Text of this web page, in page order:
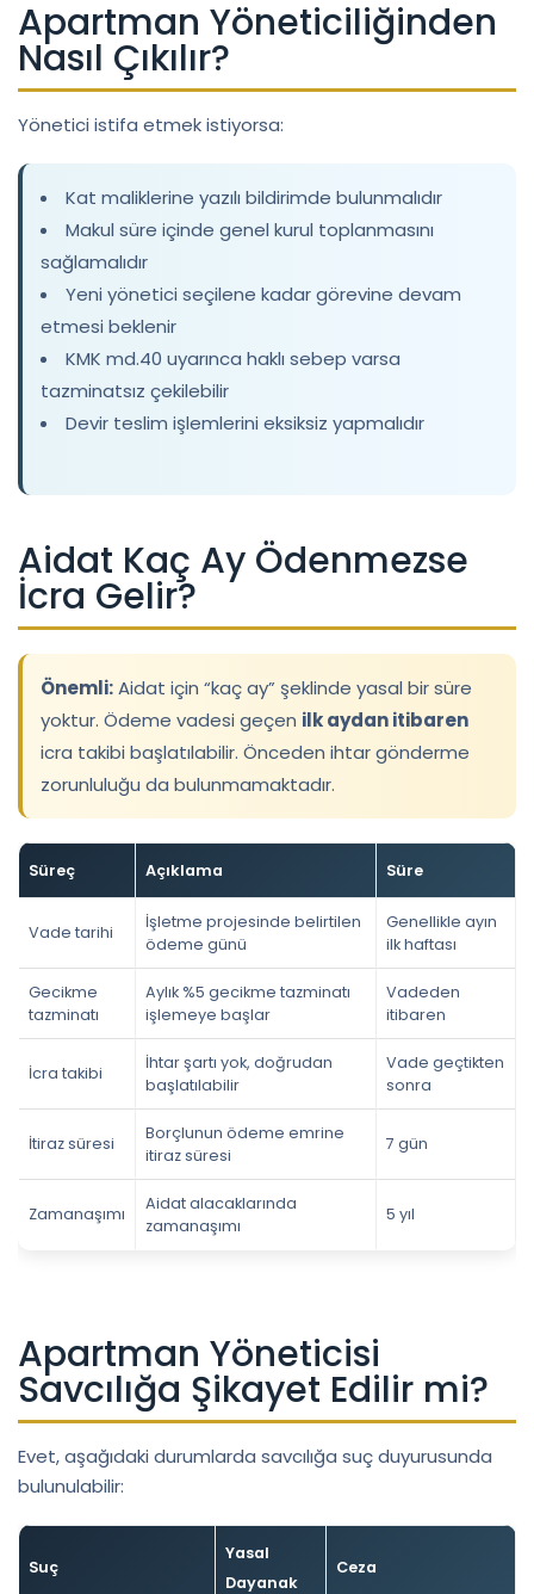
Apartman Yöneticiliğinden
Nasıl Çıkılır?
Yönetici istifa etmek istiyorsa:
Kat maliklerine yazılı bildirimde bulunmalıdır
Makul süre içinde genel kurul toplanmasını
sağlamalıdır
Yeni yönetici seçilene kadar görevine devam
etmesi beklenir
KMK md.40 uyarınca haklı sebep varsa
tazminatsız çekilebilir
Devir teslim işlemlerini eksiksiz yapmalıdır
Aidat Kaç Ay Ödenmezse
İcra Gelir?
Önemli:Aidat için “kaç ay” şeklinde yasal bir süre
yoktur. Ödeme vadesi geçen ilk aydan itibaren
icra takibi başlatılabilir. Önceden ihtar gönderme
zorunluluğu da bulunmamaktadır.
Süreç Açıklama Süre
Vade tarihi
İşletme projesinde belirtilen
ödeme günü
Genellikle ayın
ilk haftası
Gecikme
tazminatı
Aylık %5 gecikme tazminatı
işlemeye başlar
Vadeden
itibaren
İcra takibi
İhtar şartı yok, doğrudan
başlatılabilir
Vade geçtikten
sonra
İtiraz süresi
Borçlunun ödeme emrine
itiraz süresi
7 gün
Zamanaşımı
Aidat alacaklarında
zamanaşımı
5 yıl
Apartman Yöneticisi
Savcılığa Şikayet Edilir mi?
Evet, aşağıdaki durumlarda savcılığa suç duyurusunda
bulunulabilir:
Suç
Yasal
Dayanak
Ceza